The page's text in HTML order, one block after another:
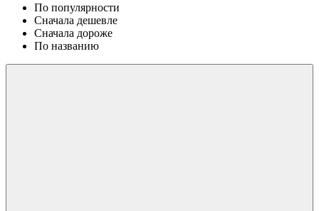
По популярности
Сначала дешевле
Сначала дороже
По названию